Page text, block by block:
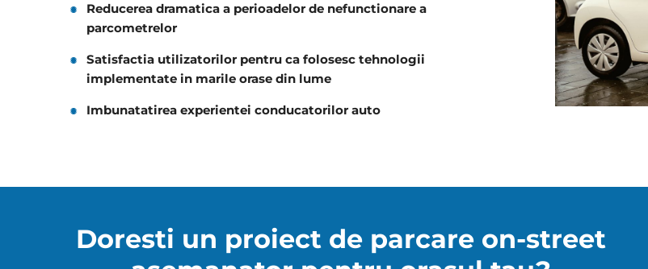
Reducerea dramatica a perioadelor de nefunctionare a
parcometrelor
Satisfactia utilizatorilor pentru ca folosesc tehnologii
implementate in marile orase din lume
Imbunatatirea experientei conducatorilor auto
Doresti un proiect de parcare on-street